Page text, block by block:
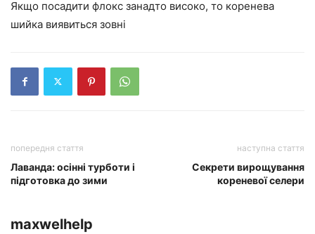
Якщо посадити флокс занадто високо, то коренева
шийка виявиться зовні
попередня стаття
Лаванда: осінні турботи і
підготовка до зими
наступна стаття
Секрети вирощування
кореневої селери
maxwelhelp